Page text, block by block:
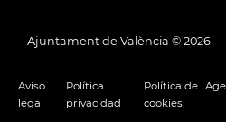
Ajuntament de València © 2026
Aviso
legal
Política
privacidad
Política de
cookies